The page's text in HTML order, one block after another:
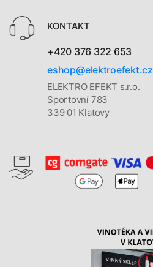
KONTAKT
+420 376 322 653
eshop@elektroefekt.cz
ELEKTRO EFEKT s.r.o.
Sportovní 783
339 01 Klatovy